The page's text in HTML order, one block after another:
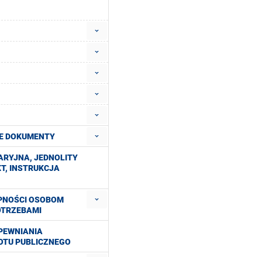
DOKUMENTY
JEDNOLITY
INSTRUKCJA
OSOBOM
PUBLICZNEGO